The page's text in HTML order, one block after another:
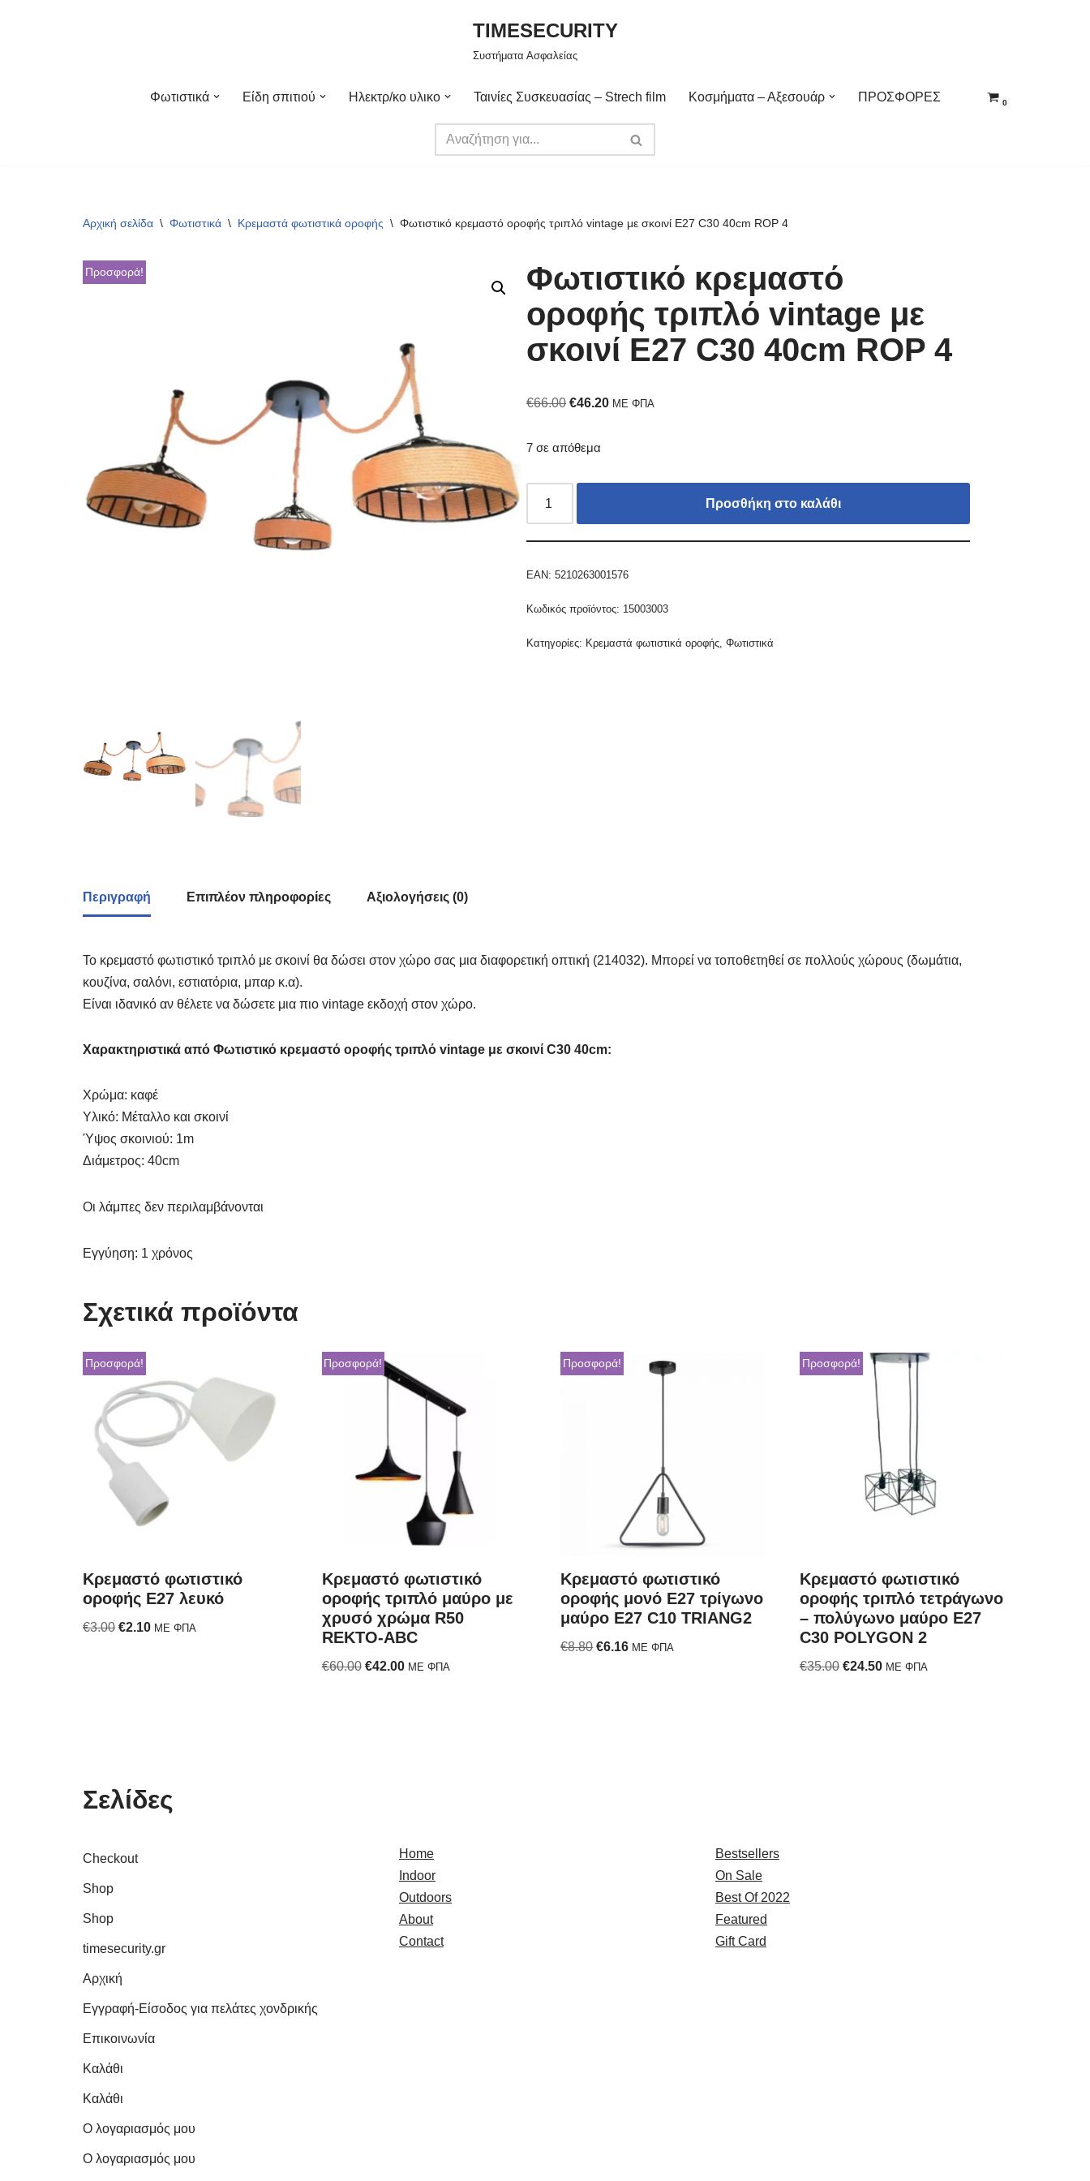
TIMESECURITY
Συστήματα Ασφαλείας
Φωτιστικά Είδη σπιτιού Ηλεκτρ/κο υλικο Ταινίες Συσκευασίας – Strech film Κοσμήματα – Αξεσουάρ ΠΡΟΣΦΟΡΕΣ 0
Αρχική σελίδα \ Φωτιστικά \ Κρεμαστά φωτιστικά οροφής \ Φωτιστικό κρεμαστό οροφής τριπλό vintage με σκοινί E27 C30 40cm ROP 4
Προσφορά!
Φωτιστικό κρεμαστό
οροφής τριπλό vintage με
σκοινί E27 C30 40cm ROP 4
€66.00 €46.20 ΜΕ ΦΠΑ
7 σε απόθεμα
Προσθήκη στο καλάθι
EAN:5210263001576
Κωδικός προϊόντος: 15003003
Κατηγορίες: Κρεμαστά φωτιστικά οροφής,Φωτιστικά
Περιγραφή Επιπλέον πληροφορίες Αξιολογήσεις (0)
Το κρεμαστό φωτιστικό τριπλό με σκοινί θα δώσει στον χώρο σας μια διαφορετική οπτική (214032). Μπορεί να τοποθετηθεί σε πολλούς χώρους (δωμάτια,
κουζίνα, σαλόνι, εστιατόρια, μπαρ κ.α).
Είναι ιδανικό αν θέλετε να δώσετε μια πιο vintage εκδοχή στον χώρο.
Χαρακτηριστικά από Φωτιστικό κρεμαστό οροφής τριπλό vintage με σκοινί C30 40cm:
Χρώμα: καφέ
Υλικό: Μέταλλο και σκοινί
Ύψος σκοινιού: 1m
Διάμετρος: 40cm
Οι λάμπες δεν περιλαμβάνονται
Εγγύηση: 1 χρόνος
Σχετικά προϊόντα
Προσφορά!
Κρεμαστό φωτιστικό
οροφής E27 λευκό
€3.00 €2.10 ΜΕ ΦΠΑ
Προσφορά!
Κρεμαστό φωτιστικό
οροφής τριπλό μαύρο με
χρυσό χρώμα R50
REKTO-ABC
€60.00 €42.00 ΜΕ ΦΠΑ
Προσφορά!
Κρεμαστό φωτιστικό
οροφής μονό E27 τρίγωνο
μαύρο E27 C10 TRIANG2
€8.80 €6.16 ΜΕ ΦΠΑ
Προσφορά!
Κρεμαστό φωτιστικό
οροφής τριπλό τετράγωνο
– πολύγωνο μαύρο Ε27
C30 POLYGON 2
€35.00 €24.50 ΜΕ ΦΠΑ
Σελίδες
Checkout
Shop
Shop
timesecurity.gr
Αρχική
Εγγραφή-Είσοδος για πελάτες χονδρικής
Επικοινωνία
Καλάθι
Καλάθι
Ο λογαριασμός μου
Ο λογαριασμός μου
Home
Indoor
Outdoors
About
Contact
Bestsellers
On Sale
Best Of 2022
Featured
Gift Card